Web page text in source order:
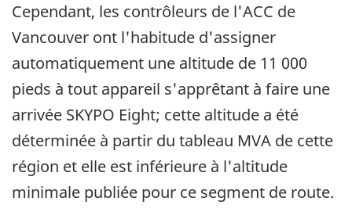
Cependant, les contrôleurs de l'ACC de
Vancouver ont l'habitude d'assigner
automatiquement une altitude de 11 000
pieds à tout appareil s'apprêtant à faire une
arrivée SKYPO Eight; cette altitude a été
déterminée à partir du tableau MVA de cette
région et elle est inférieure à l'altitude
minimale publiée pour ce segment de route.